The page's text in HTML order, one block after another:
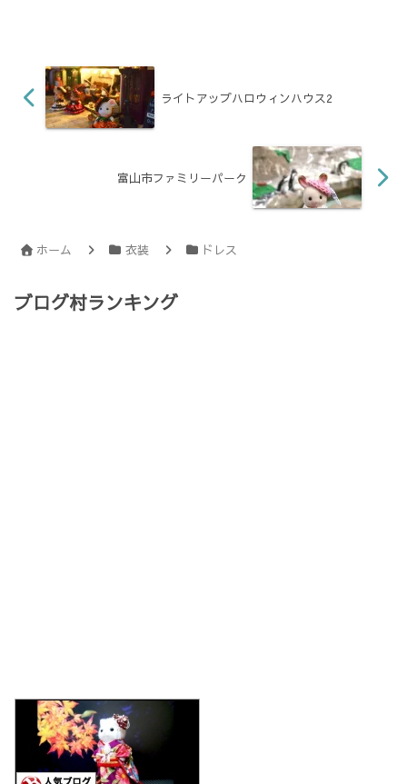
ライトアップハロウィンハウス2
富山市ファミリーパーク
ホーム 衣装 ドレス
ブログ村ランキング